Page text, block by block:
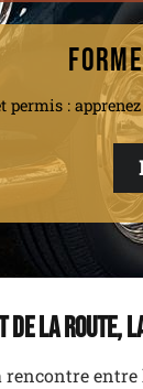
permis :
de la route,
rencontre